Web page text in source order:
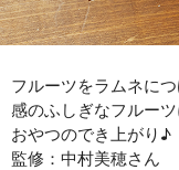
フルーツをラムネに
感のふしぎなフルー
おやつのでき上がり♪
監修：中村美穂さん